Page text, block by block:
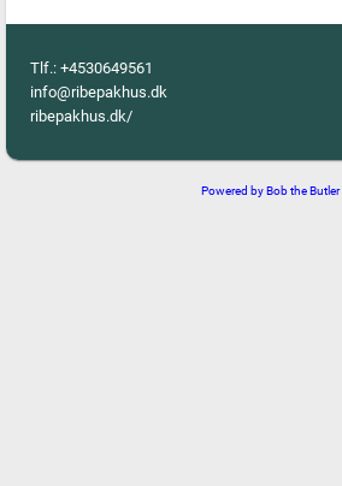
Tlf.: +4530649561
info@ribepakhus.dk
ribepakhus.dk/
Powered by Bob the Butler